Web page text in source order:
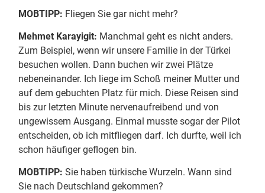
MOBTIPP: Fliegen Sie gar nicht mehr?
Mehmet Karayigit: Manchmal geht es nicht anders.
Zum Beispiel, wenn wir unsere Familie in der Türkei
besuchen wollen. Dann buchen wir zwei Plätze
nebeneinander. Ich liege im Schoß meiner Mutter und
auf dem gebuchten Platz für mich. Diese Reisen sind
bis zur letzten Minute nervenaufreibend und von
ungewissem Ausgang. Einmal musste sogar der Pilot
entscheiden, ob ich mitfliegen darf. Ich durfte, weil ich
schon häufiger geflogen bin.
MOBTIPP: Sie haben türkische Wurzeln. Wann sind
Sie nach Deutschland gekommen?